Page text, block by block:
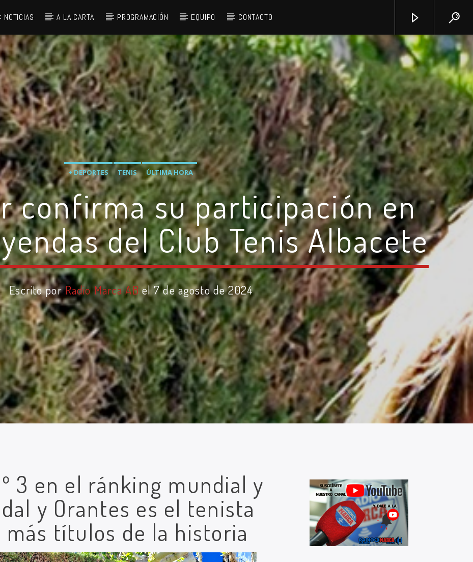
NOTICIAS A LA CARTA PROGRAMACIÓN EQUIPO CONTACTO
+ DEPORTES TENIS ÚLTIMA HORA
confirma su participación en
del Club Tenis Albacete
Escrito porRadio Marca AB el 7 de agosto de 2024
3 en el ránking mundial y
y Orantes es el tenista
más títulos de la historia